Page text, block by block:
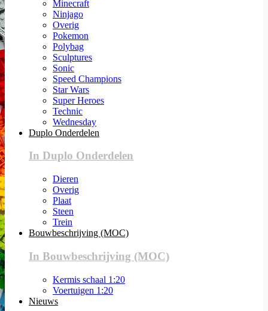
Minecraft
Ninjago
Overig
Pokemon
Polybag
Sculptures
Sonic
Speed Champions
Star Wars
Super Heroes
Technic
Wednesday
Duplo Onderdelen
In Duplo Onderdelen
Dieren
Overig
Plaat
Steen
Trein
Bouwbeschrijving (MOC)
In Bouwbeschrijving (MOC)
Kermis schaal 1:20
Voertuigen 1:20
Nieuws